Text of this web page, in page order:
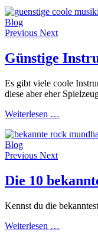
Blog
Previous Next
Günstige
Es gibt viele coole
diese aber eher
Weiterlesen …
Blog
Previous Next
Die 10
Kennst du die
Weiterlesen …